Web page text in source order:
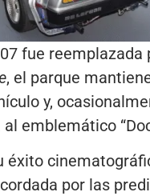
fue reemplazada
, el parque
y,
emblemático
éxito
por las